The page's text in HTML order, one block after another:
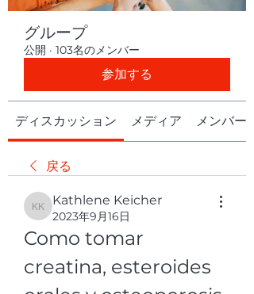
グループ
公開 · 103名のメンバー
参加する
ディスカッション メディア メンバー
戻る
Kathlene Keicher
Kathlene Keicher
2023年9月16日
Como tomar
creatina, esteroides